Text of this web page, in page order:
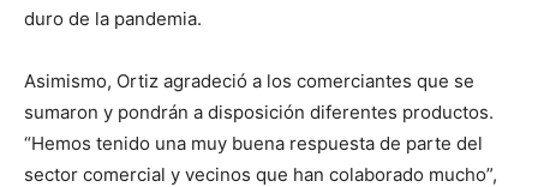
duro de la pandemia.
Asimismo, Ortiz agradeció a los comerciantes que se
sumaron y pondrán a disposición diferentes productos.
“Hemos tenido una muy buena respuesta de parte del
sector comercial y vecinos que han colaborado mucho”,